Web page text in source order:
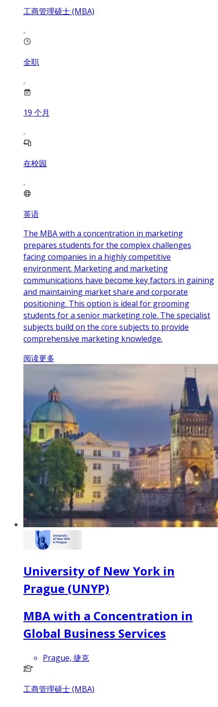
工商管理硕士 (MBA)
全职
19 个月
在校园
英语
The MBA with a concentration in marketing
prepares students for the complex challenges
facing companies in a highly competitive
environment. Marketing and marketing
communications have become key factors in gaining
and maintaining market share and corporate
positioning. This option is ideal for grooming
students for a senior marketing role. The specialist
subjects build on the core subjects to provide
comprehensive marketing knowledge.
阅读更多
University of New York in
Prague (UNYP)
MBA with a Concentration in
Global Business Services
Prague, 捷克
工商管理硕士 (MBA)